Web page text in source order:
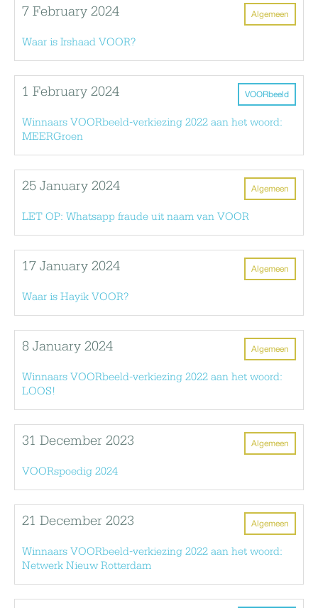
Algemeen
7 February 2024
Waar is Irshaad VOOR?
VOORbeeld
1 February 2024
Winnaars VOORbeeld-verkiezing 2022 aan het woord:
MEERGroen
Algemeen
25 January 2024
LET OP: Whatsapp fraude uit naam van VOOR
Algemeen
17 January 2024
Waar is Hayik VOOR?
Algemeen
8 January 2024
Winnaars VOORbeeld-verkiezing 2022 aan het woord:
LOOS!
Algemeen
31 December 2023
VOORspoedig 2024
Algemeen
21 December 2023
Winnaars VOORbeeld-verkiezing 2022 aan het woord:
Netwerk Nieuw Rotterdam